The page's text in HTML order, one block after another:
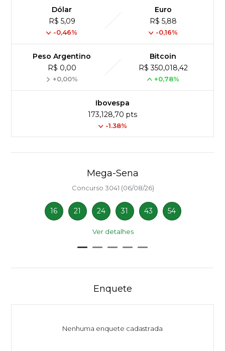
Dólar
R$ 5,09
-0,46%
Euro
R$ 5,88
-0,16%
Peso Argentino
R$ 0,00
+0,00%
Bitcoin
R$ 350,018,42
+0,78%
Ibovespa
173,128,70 pts
-1.38%
Mega-Sena
Concurso 3041 (06/08/26)
16 21 24 31 43 54
Ver detalhes
Enquete
Nenhuma enquete cadastrada